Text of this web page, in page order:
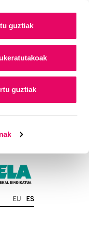
guztiak
guztiak
EU ES